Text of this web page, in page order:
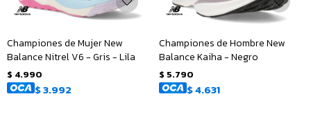
Championes de Mujer New
Balance Nitrel V6 - Gris - Lila
$ 4.990
$3.992
Championes de Hombre New
Balance Kaiha - Negro
$ 5.790
$4.631